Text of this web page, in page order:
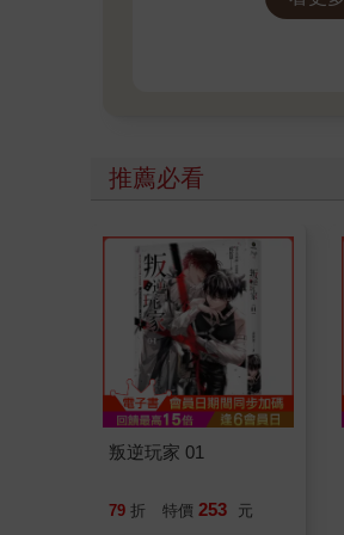
推薦必看
叛逆玩家 01
79 折 特價 253 元